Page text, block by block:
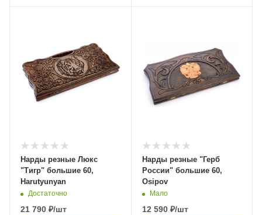
Нарды резные Люкс
"Тигр" большие 60,
Harutyunyan
Достаточно
21 790 ₽/шт
Нарды резные "Герб
России" большие 60,
Osipov
Мало
12 590₽/шт